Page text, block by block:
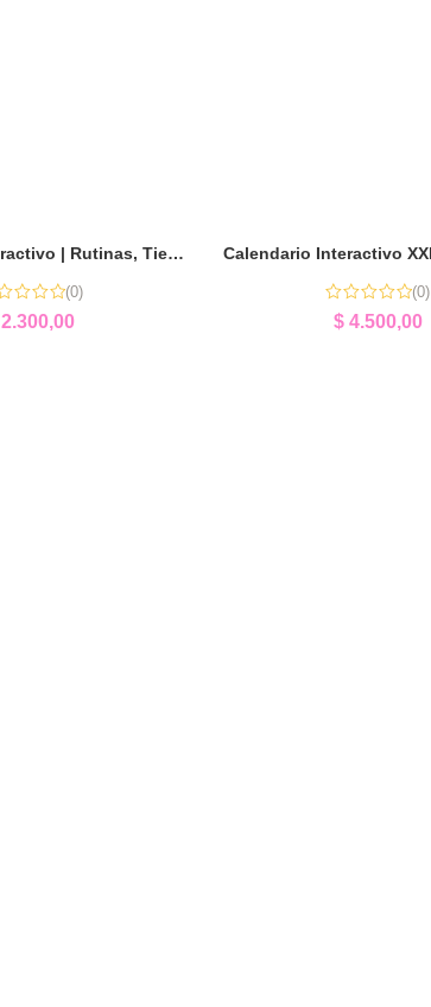
Calendario Interactivo | Rutinas, Tiempo y Aprendizaje
(0)
2.300,00
(0)
$4.500,00